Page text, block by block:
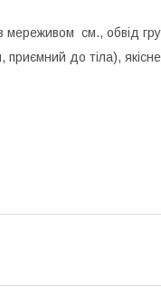
см., обвід
приємний до тіла),